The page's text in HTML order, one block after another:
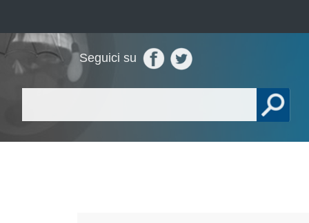
Seguici su